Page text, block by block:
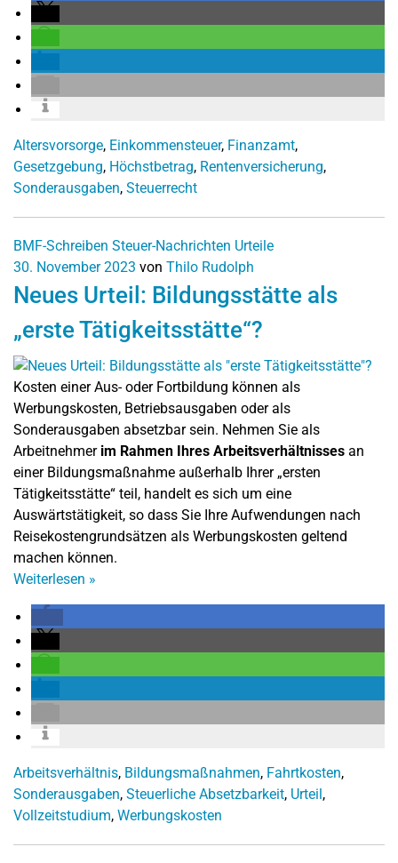
Altersvorsorge, Einkommensteuer, Finanzamt,
Gesetzgebung, Höchstbetrag, Rentenversicherung,
Sonderausgaben, Steuerrecht
BMF-Schreiben Steuer-Nachrichten Urteile
30. November 2023 von Thilo Rudolph
Neues Urteil: Bildungsstätte als
„erste Tätigkeitsstätte“?
Kosten einer Aus- oder Fortbildung können als
Werbungskosten, Betriebsausgaben oder als
Sonderausgaben absetzbar sein. Nehmen Sie als
Arbeitnehmer im Rahmen Ihres Arbeitsverhältnisses an
einer Bildungsmaßnahme außerhalb Ihrer „ersten
Tätigkeitsstätte“ teil, handelt es sich um eine
Auswärtstätigkeit, so dass Sie Ihre Aufwendungen nach
Reisekostengrundsätzen als Werbungskosten geltend
machen können.
Weiterlesen »
Arbeitsverhältnis, Bildungsmaßnahmen, Fahrtkosten,
Sonderausgaben, Steuerliche Absetzbarkeit, Urteil,
Vollzeitstudium, Werbungskosten